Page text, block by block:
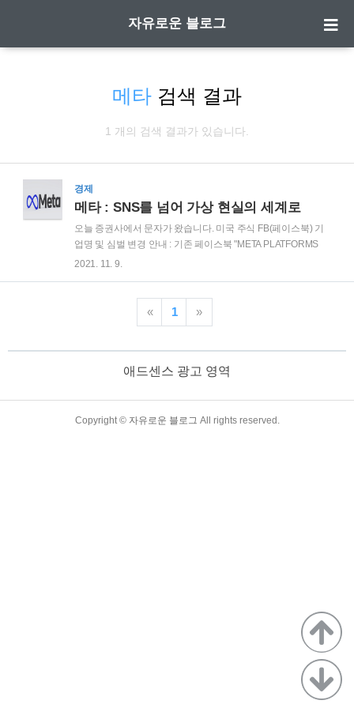
자유로운 블로그
메타 검색 결과
1 개의 검색 결과가 있습니다.
경제
메타 : SNS를 넘어 가상 현실의 세계로
오늘 증권사에서 문자가 왔습니다. 미국 주식 FB(페이스북) 기
업명 및 심벌 변경 안내 : 기존 페이스북 "META PLATFORMS
INC(FB)" 미국 주식의 기업명 및 심벌 변경 일정을 공유드리오
의 CEO 마크 저커버그는 상호명을 META로 변경한다는 발표와
함께 앞으로 회사를 메타버스에 모든 초점을 맞출 것을 다짐했
명한 기업을 넘어서 미국에서 가장 큰 기업 중 하나인 페이스북
이 기존의 SNS 이미지를 탈바꿈하고 현재 진행 중이며 향후 미
이는 일부 사람들이..
2021. 11. 9.
« 1 »
애드센스 광고 영역
Copyright © 자유로운 블로그 All rights reserved.
TistoryWhaleSkin3.4